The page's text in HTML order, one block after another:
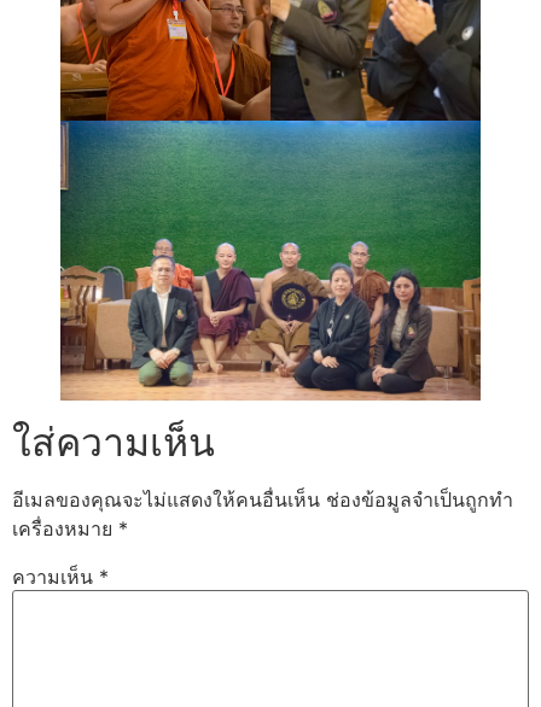
ใส่ความเห็น
อีเมลของคุณจะไม่แสดงให้คนอื่นเห็น ช่องข้อมูลจำเป็นถูกทำ
เครื่องหมาย *
ความเห็น *